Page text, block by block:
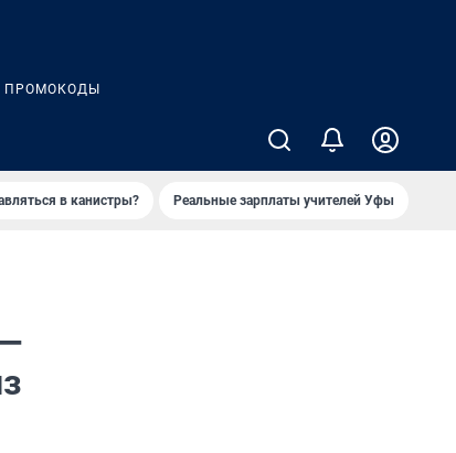
ПРОМОКОДЫ
в канистры? Реальные зарплаты учителей Уфы